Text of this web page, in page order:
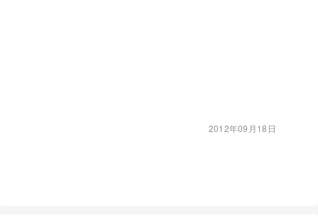
2012年09月18日